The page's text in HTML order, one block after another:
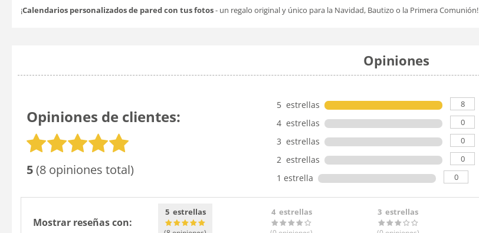
¡Calendarios personalizados de pared con tus fotos- un regalo original y único para la Navidad, Bautizo o la Primera Comunión!
Opiniones
Opiniones de clientes:
5(8 opiniones total)
5 estrellas 8
4 estrellas 0
3 estrellas 0
2 estrellas 0
1 estrella 0
Mostrar reseñas con:
5 estrellas 4 estrellas 3 estrellas